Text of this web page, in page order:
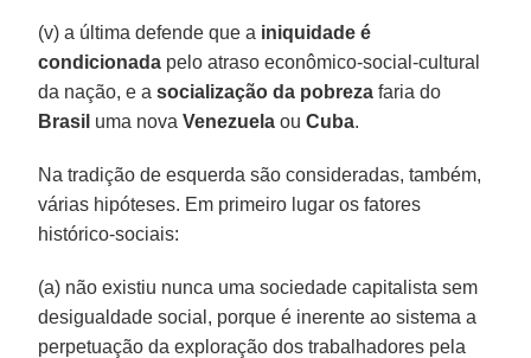
(v) a última defende que a iniquidade é
condicionada pelo atraso econômico-social-cultural
da nação, e asocialização da pobreza faria do
Brasil uma novaVenezuela ouCuba.
Na tradição de esquerda são consideradas, também,
várias hipóteses. Em primeiro lugar os fatores
histórico-sociais:
(a) não existiu nunca uma sociedade capitalista sem
desigualdade social, porque é inerente ao sistema a
perpetuação da exploração dos trabalhadores pela